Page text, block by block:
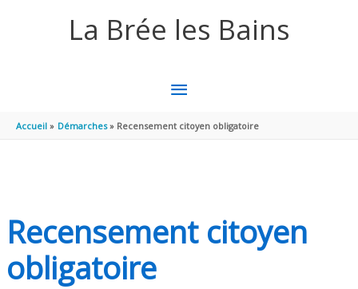
La Brée les Bains
MENU
PRINCIPAL
Accueil Démarches Recensement citoyen obligatoire
Recensement citoyen
obligatoire